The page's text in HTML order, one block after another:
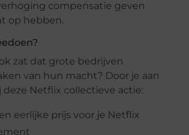
compensatie geven
op hebben.
zat dat grote bedrijven
van hun macht? Door je aan
Netflix collectieve actie:
eerlijke prijs voor je Netflix